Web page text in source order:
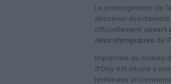
Le prolongement de la
desservir directement
officiellement ouvert
Jeux olympiques de
Implantée au niveau
d’Orly est située à
terminaux